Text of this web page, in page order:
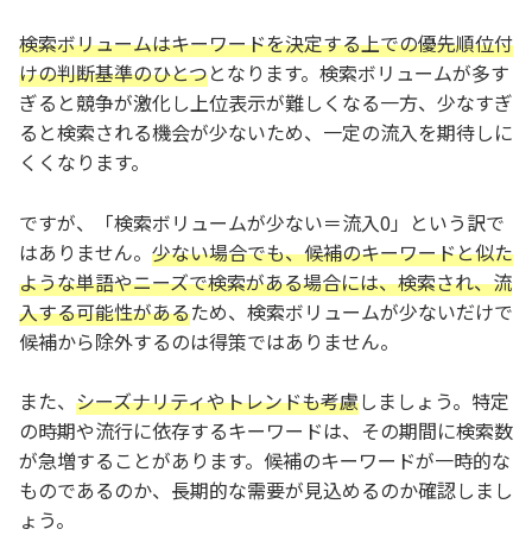
検索ボリュームはキーワードを決定する上での優先順位付
けの判断基準のひとつとなります。検索ボリュームが多す
ぎると競争が激化し上位表示が難しくなる一方、少なすぎ
ると検索される機会が少ないため、一定の流入を期待しに
くくなります。
ですが、「検索ボリュームが少ない＝流入0」という訳で
はありません。 少ない場合でも、候補のキーワードと似た
ような単語やニーズで検索がある場合には、検索され、流
入する可能性があるため、検索ボリュームが少ないだけで
候補から除外するのは得策ではありません。
また、 シーズナリティやトレンドも考慮しましょう。特定
の時期や流行に依存するキーワードは、その期間に検索数
が急増することがあります。候補のキーワードが一時的な
ものであるのか、長期的な需要が見込めるのか確認しまし
ょう。